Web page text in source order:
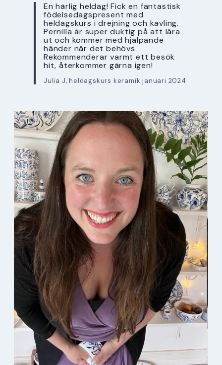
En härlig heldag! Fick en fantastisk
födelsedagspresent med
heldagskurs i drejning och kavling.
Pernilla är super duktig på att lära
ut och kommer med hjälpande
händer när det behövs.
Rekommenderar varmt ett besök
hit, återkommer gärna igen!
Julia J, heldagskurs keramik januari 2024